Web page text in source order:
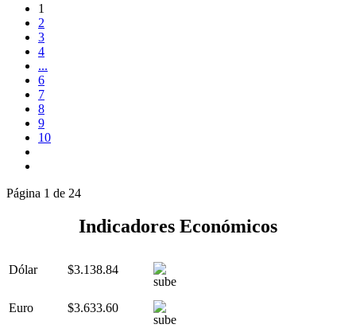
1
2
3
4
...
6
7
8
9
10
Página 1 de 24
Indicadores Económicos
Dólar $3.138.84
Euro $3.633.60